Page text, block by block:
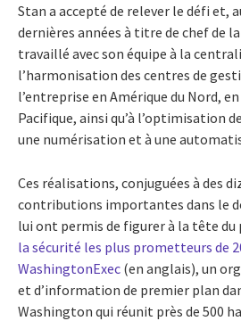
Stan a accepté de relever le défi et,
dernières années à titre de chef de
travaillé avec son équipe à la
l’harmonisation des centres de
l’entreprise en Amérique du Nord,
Pacifique, ainsi qu’à l’optimisation
une numérisation et à une
Ces réalisations, conjuguées à des
contributions importantes dans le
lui ont permis de figurer à la tête du
la sécurité les plus prometteurs de
WashingtonExec (en anglais), un
et d’information de premier plan
Washington qui réunit près de 500